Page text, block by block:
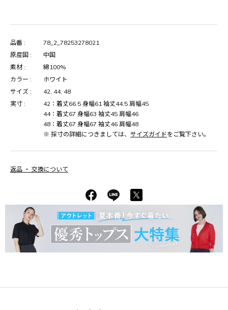
品番 :
78_2_78253278021
原産国 :
中国
素材 :
綿100%
カラー :
ホワイト
サイズ :
42, 44, 48
実寸 :
42：着丈66.5 身幅61 袖丈44.5 肩幅45
44：着丈67 身幅63 袖丈45 肩幅46
48：着丈67 身幅67 袖丈46 肩幅48
※ 採寸の詳細につきましては、 サイズガイドをご覧下さい。
返品 ・ 交換について